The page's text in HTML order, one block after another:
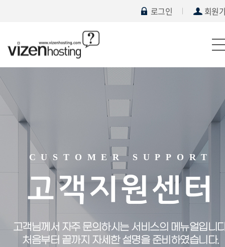
로그인 회원
CUSTOMER SUPPORT
고객지원센터
고객님께서 자주 문의하시는 서비스의 메뉴얼입니
처음부터 끝까지 자세한 설명을 준비하였습니다.